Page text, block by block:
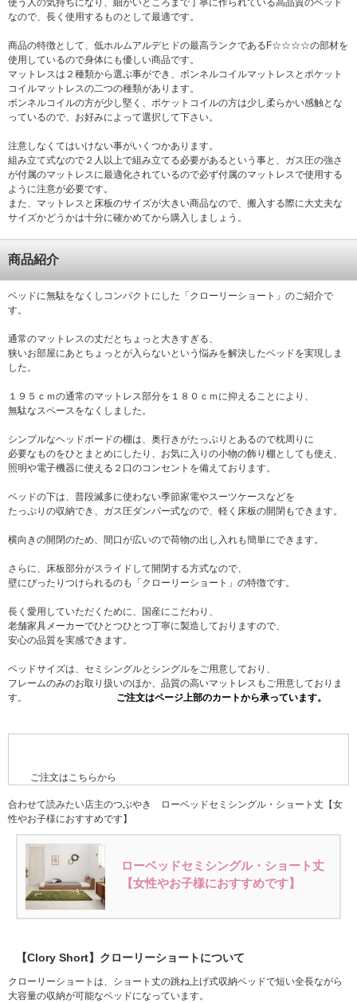
なので、長く使用するものとして最適です。
商品の特徴として、低ホルムアルデヒドの最高ランクであるF☆☆☆☆の部材を
使用しているので身体にも優しい商品です。
マットレスは２種類から選ぶ事ができ、ボンネルコイルマットレスとポケット
コイルマットレスの二つの種類があります。
ボンネルコイルの方が少し堅く、ポケットコイルの方は少し柔らかい感触とな
っているので、お好みによって選択して下さい。
注意しなくてはいけない事がいくつかあります。
組み立て式なので２人以上で組み立てる必要があるという事と、ガス圧の強さ
が付属のマットレスに最適化されているので必ず付属のマットレスで使用する
ように注意が必要です。
また、マットレスと床板のサイズが大きい商品なので、搬入する際に大丈夫な
サイズかどうかは十分に確かめてから購入しましょう。
商品紹介
ベッドに無駄をなくしコンパクトにした「クローリーショート」のご紹介で
す。
通常のマットレスの丈だとちょっと大きすぎる、
狭いお部屋にあとちょっとが入らないという悩みを解決したベッドを実現しま
した。
１９５ｃｍの通常のマットレス部分を１８０ｃｍに抑えることにより、
無駄なスペースをなくしました。
シンプルなヘッドボードの棚は、奥行きがたっぷりとあるので枕周りに
必要なものをひとまとめにしたり、お気に入りの小物の飾り棚としても使え、
照明や電子機器に使える２口のコンセントを備えております。
ベッドの下は、普段滅多に使わない季節家電やスーツケースなどを
たっぷりの収納でき、ガス圧ダンパー式なので、軽く床板の開閉もできます。
横向きの開閉のため、間口が広いので荷物の出し入れも簡単にできます。
さらに、床板部分がスライドして開閉する方式なので、
壁にぴったりつけられるのも「クローリーショート」の特徴です。
長く愛用していただくために、国産にこだわり、
老舗家具メーカーでひとつひとつ丁寧に製造しておりますので、
安心の品質を実感できます。
ベッドサイズは、セミシングルとシングルをご用意しており、
フレームのみのお取り扱いのほか、品質の高いマットレスもご用意しておりま
す。
ご注文はこちらから
合わせて読みたい店主のつぶやき ローベッドセミシングル・ショート丈【女
性やお子様におすすめです】
ローベッドセミシングル・ショート丈
【女性やお子様におすすめです】
【Clory Short】クローリーショートについて
クローリーショートは、ショート丈の跳ね上げ式収納ベッドで短い全長ながら
大容量の収納が可能なベッドになっています。